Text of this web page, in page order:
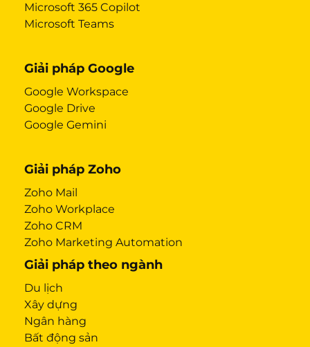
Microsoft 365 Copilot
Microsoft Teams
Giải pháp Google
Google Workspace
Google Drive
Google Gemini
Giải pháp Zoho
Zoho Mail
Zoho Workplace
Zoho CRM
Zoho Marketing Automation
Giải pháp theo ngành
Du lịch
Xây dựng
Ngân hàng
Bất động sản